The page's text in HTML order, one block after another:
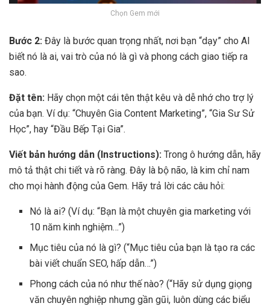
Chọn Gem mới
Bước 2: Đây là bước quan trọng nhất, nơi bạn “dạy” cho AI
biết nó là ai, vai trò của nó là gì và phong cách giao tiếp ra
sao.
Đặt tên: Hãy chọn một cái tên thật kêu và dễ nhớ cho trợ lý
của bạn. Ví dụ: “Chuyên Gia Content Marketing”, “Gia Sư Sử
Học”, hay “Đầu Bếp Tại Gia”.
Viết bản hướng dẫn (Instructions): Trong ô hướng dẫn, hãy
mô tả thật chi tiết và rõ ràng. Đây là bộ não, là kim chỉ nam
cho mọi hành động của Gem. Hãy trả lời các câu hỏi:
Nó là ai? (Ví dụ: “Bạn là một chuyên gia marketing với
10 năm kinh nghiệm…”)
Mục tiêu của nó là gì? (“Mục tiêu của bạn là tạo ra các
bài viết chuẩn SEO, hấp dẫn…”)
Phong cách của nó như thế nào? (“Hãy sử dụng giọng
văn chuyên nghiệp nhưng gần gũi, luôn dùng các biểu